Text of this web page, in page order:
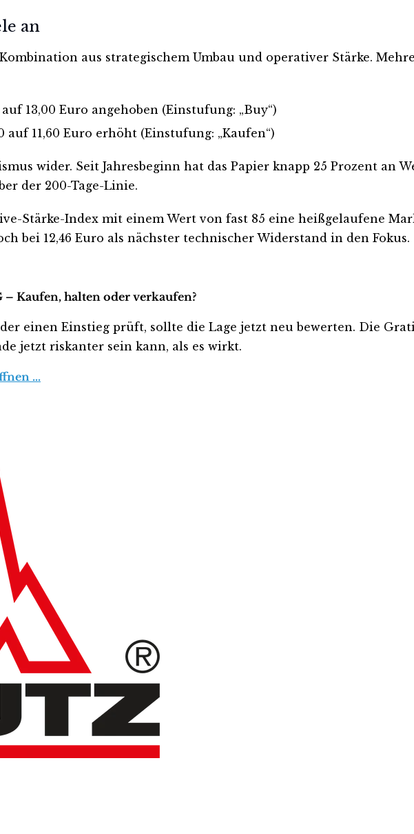
an
aus strategischem Umbau und operativer Stärke.
13,00 Euro angehoben (Einstufung: „Buy“)
auf 11,60 Euro erhöht (Einstufung: „Kaufen“)
wider. Seit Jahresbeginn hat das Papier knapp 25 Prozent an
der 200-Tage-Linie.
Stärke-Index mit einem Wert von fast 85 eine heißgelaufene
bei 12,46 Euro als nächster technischer Widerstand in den Fokus.
– Kaufen, halten oder verkaufen?
einen Einstieg prüft, sollte die Lage jetzt neu bewerten. Die
jetzt riskanter sein kann, als es wirkt.
…